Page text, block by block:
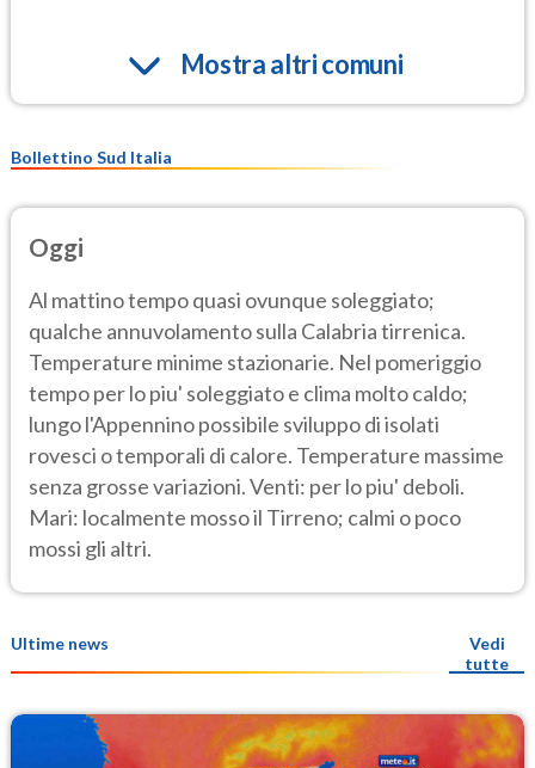
Mostra altri comuni
Bollettino Sud Italia
Oggi
Al mattino tempo quasi ovunque soleggiato;
qualche annuvolamento sulla Calabria tirrenica.
Temperature minime stazionarie. Nel pomeriggio
tempo per lo piu' soleggiato e clima molto caldo;
lungo l'Appennino possibile sviluppo di isolati
rovesci o temporali di calore. Temperature massime
senza grosse variazioni. Venti: per lo piu' deboli.
Mari: localmente mosso il Tirreno; calmi o poco
mossi gli altri.
Ultime news
Vedi
tutte